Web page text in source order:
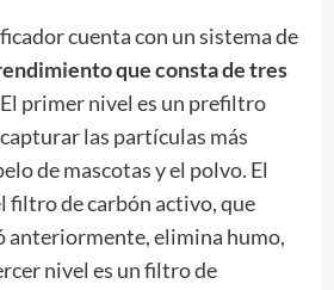
cuenta con un sistema de
que consta de tres
primer nivel es un prefiltro
las partículas más
de mascotas y el polvo. El
filtro de carbón activo, que
anteriormente, elimina humo,
nivel es un filtro de